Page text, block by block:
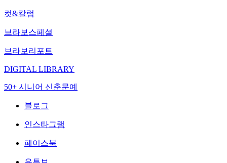
컷&칼럼
브라보스페셜
브라보리포트
DIGITAL LIBRARY
50+ 시니어 신춘문예
블로그
인스타그램
페이스북